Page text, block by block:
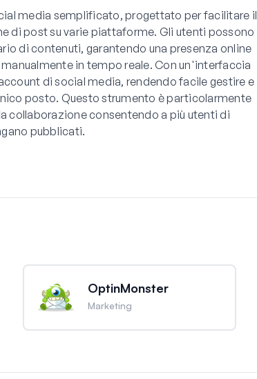
media semplificato, progettato per facilitare il
di post su varie piattaforme. Gli utenti possono
di contenuti, garantendo una presenza online
in tempo reale. Con un'interfaccia
di social media, rendendo facile gestire e
posto. Questo strumento è particolarmente
collaborazione consentendo a più utenti di
pubblicati.
OptinMonster
Marketing